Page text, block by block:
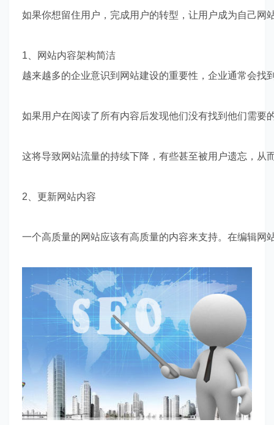
如果你想留住用户，完成用户的转型，让用户成为自己
1、网站内容架构简洁
越来越多的企业意识到网站建设的重要性，企业通常会
如果用户在阅读了所有内容后发现他们没有找到他们需要
这将导致网站流量的持续下降，有些甚至被用户遗忘，
2、更新网站内容
一个高质量的网站应该有高质量的内容来支持。在编辑网